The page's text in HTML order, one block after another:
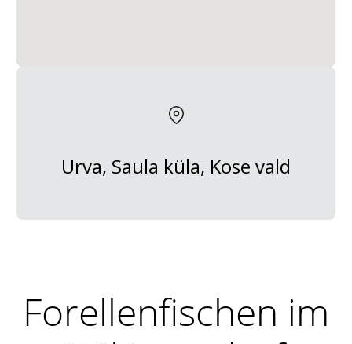
Urva, Saula küla, Kose vald
Forellenfischen im